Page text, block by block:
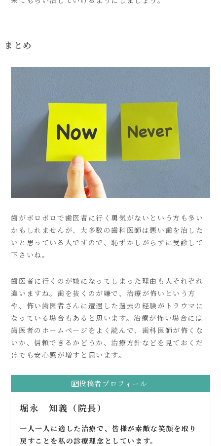
まとめ
歯がボロボロで歯医者に行く勇気がないという方も多い
かもしれませんが、大多数の歯科医師は悪い歯を治した
いと思っている人ですので、恥ずかしがらずに受診して
下さいね。
歯医者に行くのが嫌になってしまった理由も人それぞれ
違いますね。歯を抜くのが嫌で、治療が怖いという方
や、怖い歯医者さんに遭遇した過去の経験がトラウマに
なっている場合もあると思います。治療が怖い場合には
歯医者のホームページをよく読んで、歯科医師が怖くな
いか、信頼できるかどうか、治療方針などを見ておくだ
けでも安心感が増すと思います。
投稿者プロフィール
堀永 知義（院長）
一人一人に適した治療で、皆様が素敵な笑顔を取り
戻すことを私の診療理念としています。